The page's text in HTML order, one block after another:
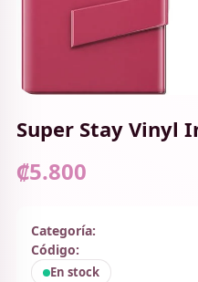
Super Stay Vinyl
₡5.800
Categoría:
Código:
En stock